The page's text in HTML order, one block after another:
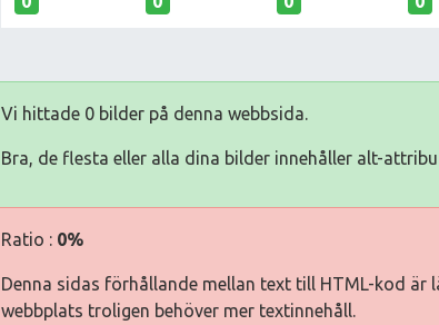
Vi hittade 0 bilder på denna webbsida.
Bra, de flesta eller alla dina bilder innehåller alt-
Ratio : 0%
Denna sidas förhållande mellan text till HTML-kod är
webbplats troligen behöver mer textinnehåll.